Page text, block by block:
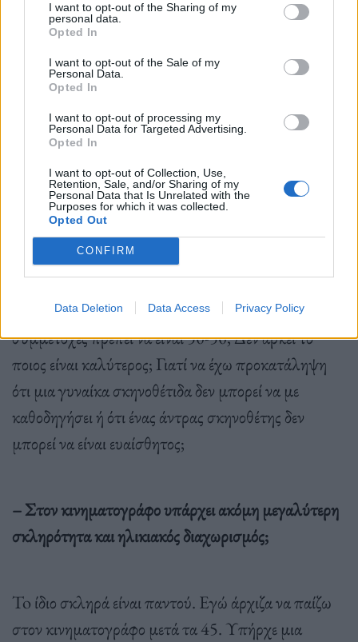
I want to opt-out of the Sharing of my
personal data.
Opted In
I want to opt-out of the Sale of my
Personal Data.
Opted In
I want to opt-out of processing my
Personal Data for Targeted Advertising.
Opted In
I want to opt-out of Collection, Use,
Retention, Sale, and/or Sharing of my
Personal Data that Is Unrelated with the
Purposes for which it was collected.
Opted Out
CONFIRM
Data Deletion Data Access Privacy Policy
Φωτ.: Κική Παπαδοπούλου / Olafaq
– Πάμε προς τον νεοσυντηρητισμό;
Δεν ξέρω. Διαπιστώνω όμως μερικά πράγματα που
δεν μου αρέσουν. Δεν ξέρω όμως πού πάμε, ελπίζω
προς το καλύτερο. Πρέπει όμως να ξεπεράσουμε τα
κουτάκια. Γιατί οι αντρικές και οι γυναικείες
συμμετοχές πρέπει να είναι 50-50; Δεν αρκεί το
ποιος είναι καλύτερος; Γιατί να έχω προκατάληψη
ότι μια γυναίκα σκηνοθέτιδα δεν μπορεί να με
καθοδηγήσει ή ότι ένας άντρας σκηνοθέτης δεν
μπορεί να είναι ευαίσθητος;
– Στον κινηματογράφο υπάρχει ακόμη μεγαλύτερη
σκληρότητα και ηλικιακός διαχωρισμός;
To ίδιο σκληρά είναι παντού. Εγώ άρχιζα να παίζω
στον κινηματογράφο μετά τα 45. Υπήρχε μια